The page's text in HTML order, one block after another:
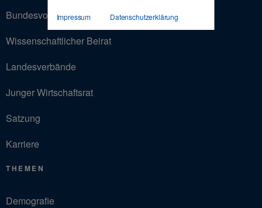
Impressum Datenschutzerklärung
Bundesvorstand
Wissenschaftlicher Beirat
Landesverbände
Junger Wirtschaftsrat
Satzung
Karriere
THEMEN
Demografie